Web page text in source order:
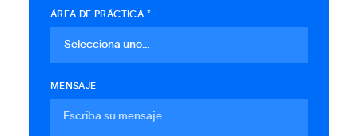
ÁREA DE PRÁCTICA *
MENSAJE